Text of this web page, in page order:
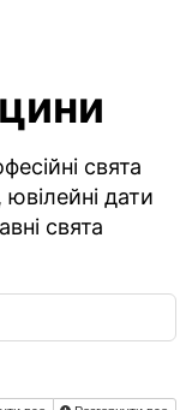
свята
дати
свята